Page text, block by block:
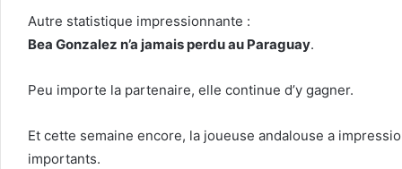
Autre statistique impressionnante :
Bea Gonzalez n’a jamais perdu au Paraguay.
Peu importe la partenaire, elle continue d’y gagner.
Et cette semaine encore, la joueuse andalouse a
importants.